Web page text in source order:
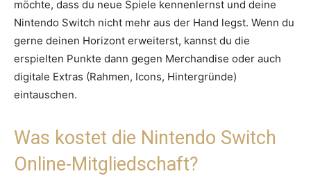
möchte, dass du neue Spiele kennenlernst und deine
Nintendo Switch nicht mehr aus der Hand legst. Wenn du
gerne deinen Horizont erweiterst, kannst du die
erspielten Punkte dann gegen Merchandise oder auch
digitale Extras (Rahmen, Icons, Hintergründe)
eintauschen.
Was kostet die Nintendo Switch
Online-Mitgliedschaft?